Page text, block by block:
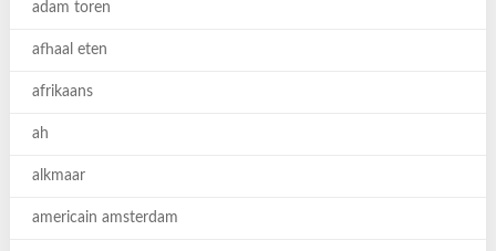
adam toren
afhaal eten
afrikaans
ah
alkmaar
americain amsterdam